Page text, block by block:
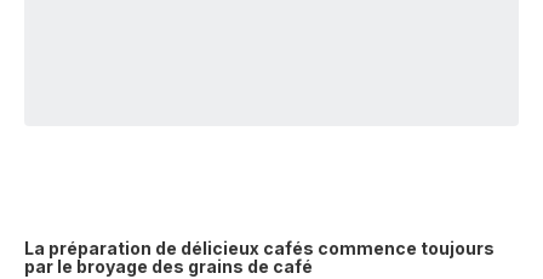
La préparation de délicieux cafés commence toujours
par le broyage des grains de café